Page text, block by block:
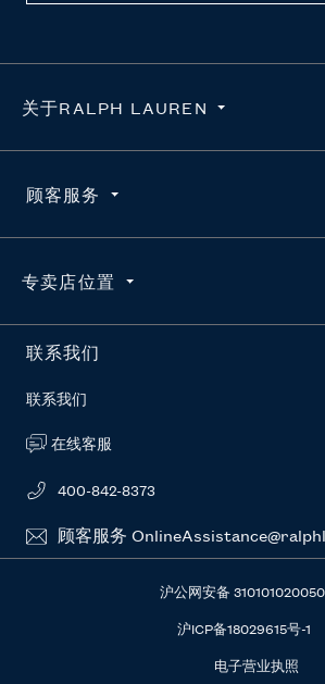
关于RALPH LAUREN
使用条款
求职咨询
维护真品
官方授权平台
顾客服务
配送
退货
专卖店位置
联系我们
联系我们
在线客服
400-842-8373
顾客服务
沪公网安备
沪ICP备18029615号-1
电子营业执照